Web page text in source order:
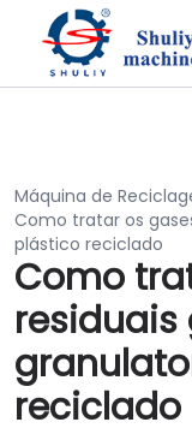
Máquina de
Como tratar os
plástico reciclado
Como
residuais
reciclado